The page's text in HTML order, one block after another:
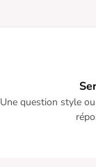
Une question style